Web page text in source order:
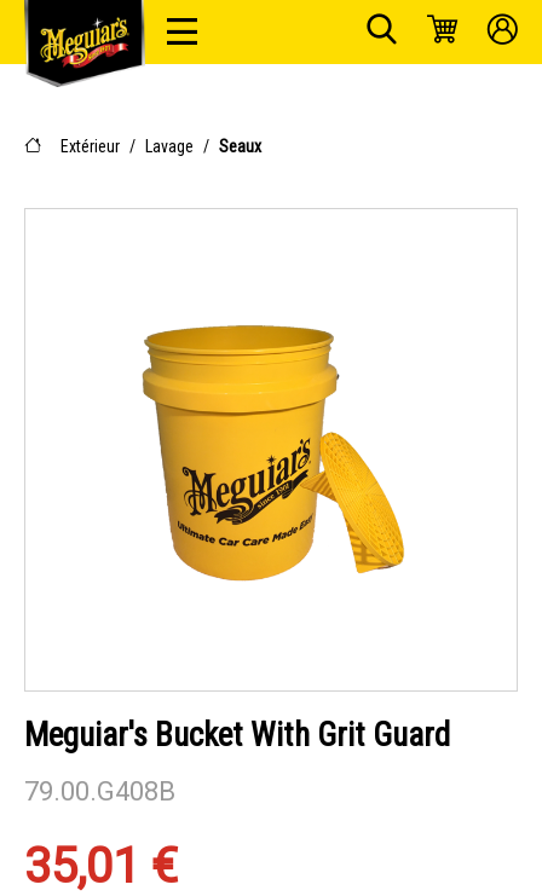
Extérieur / Lavage / Seaux
Meguiar's Bucket With Grit Guard
79.00.G408B
35,01 €